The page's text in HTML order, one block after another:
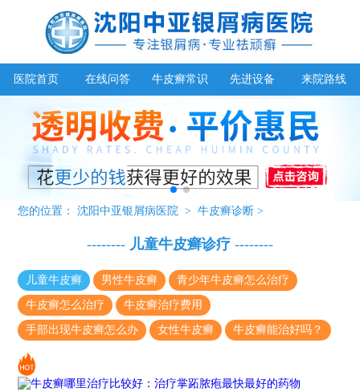
医院首页 在线问答 牛皮癣常识 先进设备 来院路线
您的位置：沈阳中亚银屑病医院 > 牛皮癣诊断>
-------- 儿童牛皮癣诊疗 --------
儿童牛皮癣 男性牛皮癣 青少年牛皮癣怎么治疗
牛皮癣怎么治疗 牛皮癣治疗费用
手部出现牛皮癣怎么办 女性牛皮癣 牛皮癣能治好吗？